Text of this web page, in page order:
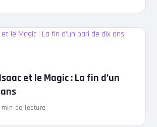
et le Magic : La fin d’un
min de lecture